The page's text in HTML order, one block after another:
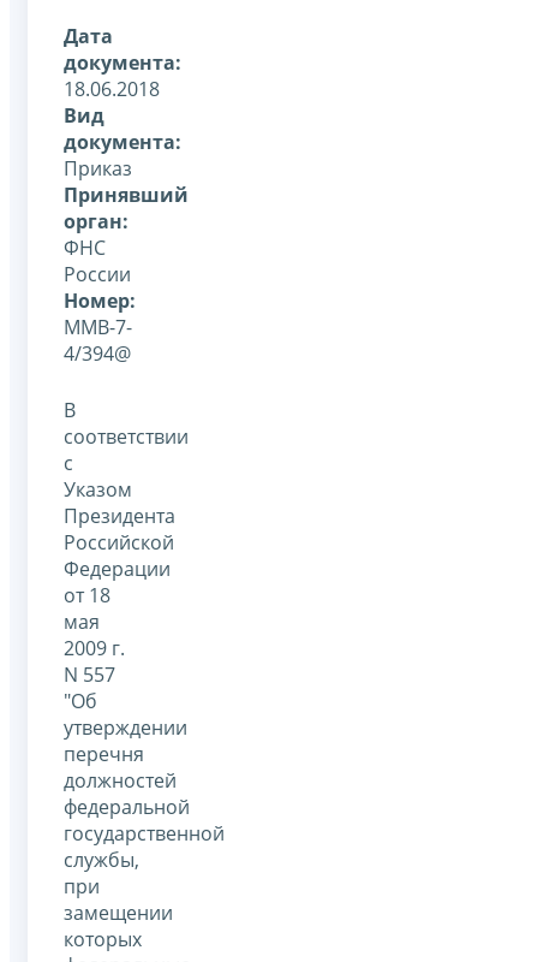
Дата
документа:
18.06.2018
Вид
документа:
Приказ
Принявший
орган:
ФНС
России
Номер:
ММВ-7-
4/394@
В
соответствии
с
Указом
Президента
Российской
Федерации
от 18
мая
2009 г.
N 557
"Об
утверждении
перечня
должностей
федеральной
государственной
службы,
при
замещении
которых